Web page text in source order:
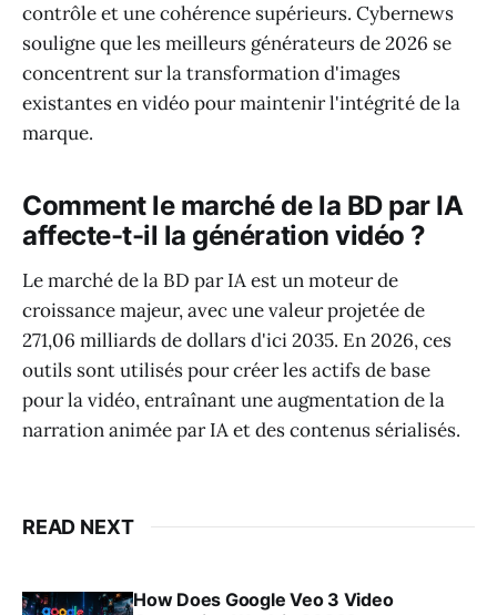
contrôle et une cohérence supérieurs. Cybernews
souligne que les meilleurs générateurs de 2026 se
concentrent sur la transformation d'images
existantes en vidéo pour maintenir l'intégrité de la
marque.
Comment le marché de la BD par IA
affecte-t-il la génération vidéo ?
Le marché de la BD par IA est un moteur de
croissance majeur, avec une valeur projetée de
271,06 milliards de dollars d'ici 2035. En 2026, ces
outils sont utilisés pour créer les actifs de base
pour la vidéo, entraînant une augmentation de la
narration animée par IA et des contenus sérialisés.
READ NEXT
How Does Google Veo 3 Video